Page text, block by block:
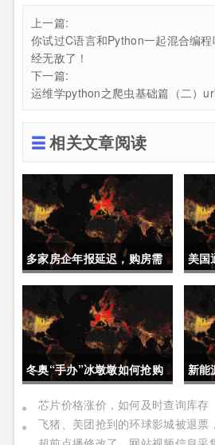
上一篇:
你试过C语言和Python一起混合编
经无敌了！
下一篇:
运维学python之爬虫基础篇（二）
相关文章阅读
多家房企年报延迟，购房需
要重点关注
美国
经济
冬奥“手办”冰墩墩如何抢购
新能
如何
芯片价格涨价，如何及时查询库存